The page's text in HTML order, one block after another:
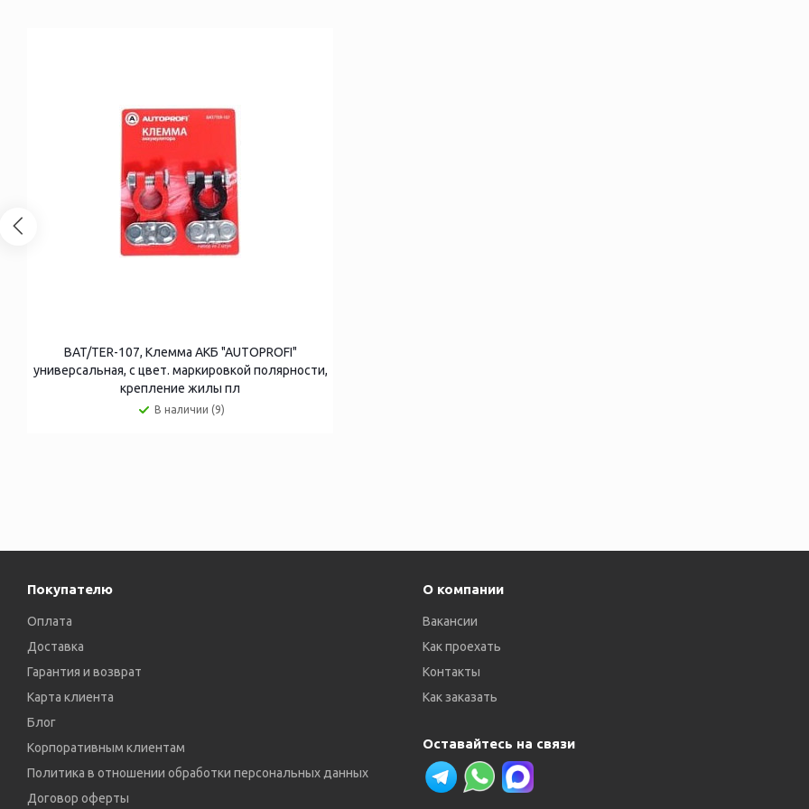
BAT/TER-107, Клемма АКБ "AUTOPROFI"
универсальная, с цвет. маркировкой полярности,
крепление жилы пл
В наличии (9)
Покупателю
Оплата
Доставка
Гарантия и возврат
Карта клиента
Блог
Корпоративным клиентам
Политика в отношении обработки персональных данных
Договор оферты
О компании
Вакансии
Как проехать
Контакты
Как заказать
Оставайтесь на связи